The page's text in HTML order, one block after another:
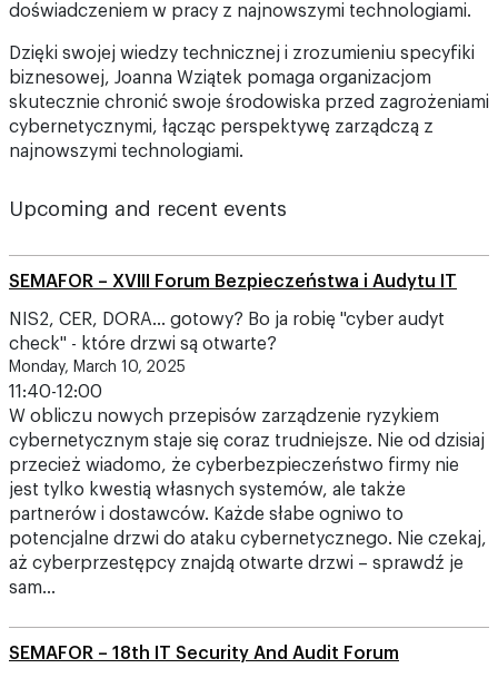
doświadczeniem w pracy z najnowszymi technologiami.
Dzięki swojej wiedzy technicznej i zrozumieniu specyfiki
biznesowej, Joanna Wziątek pomaga organizacjom
skutecznie chronić swoje środowiska przed zagrożeniami
cybernetycznymi, łącząc perspektywę zarządczą z
najnowszymi technologiami.
Upcoming and recent events
SEMAFOR – XVIII Forum Bezpieczeństwa i Audytu IT
NIS2, CER, DORA... gotowy? Bo ja robię "cyber audyt
check" - które drzwi są otwarte?
Monday, March 10, 2025
11:40-12:00
W obliczu nowych przepisów zarządzenie ryzykiem
cybernetycznym staje się coraz trudniejsze. Nie od dzisiaj
przecież wiadomo, że cyberbezpieczeństwo firmy nie
jest tylko kwestią własnych systemów, ale także
partnerów i dostawców. Każde słabe ogniwo to
potencjalne drzwi do ataku cybernetycznego. Nie czekaj,
aż cyberprzestępcy znajdą otwarte drzwi – sprawdź je
sam…
SEMAFOR – 18th IT Security And Audit Forum